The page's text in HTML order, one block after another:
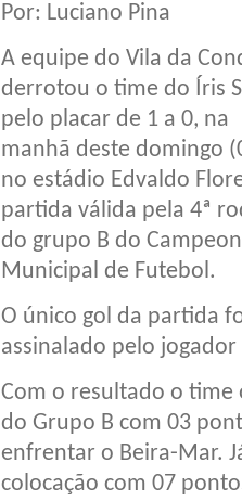
Por: Luciano Pina
A equipe do Vila da
derrotou o time do Íris
pelo placar de 1 a 0, na
manhã deste domingo
no estádio Edvaldo
partida válida pela 4ª
do grupo B do
Municipal de Futebol.
O único gol da partida
assinalado pelo
Com o resultado o time
do Grupo B com 03
enfrentar o Beira-Mar.
colocação com 07